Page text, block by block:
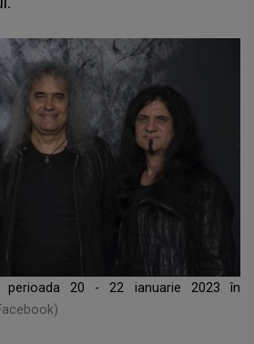
perioada 20 - 22 ianuarie 2023 în